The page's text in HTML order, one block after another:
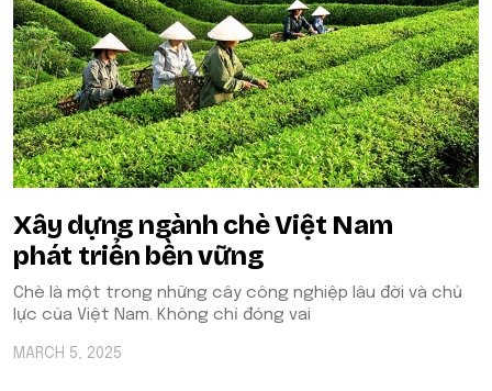
Xây dựng ngành chè Việt Nam
phát triển bền vững
Chè là một trong những cây công nghiệp lâu đời và chủ
lực của Việt Nam. Không chỉ đóng vai
MARCH 5, 2025